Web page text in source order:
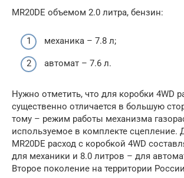
MR20DE объемом 2.0 литра, бензин:
механика – 7.8 л;
автомат – 7.6 л.
Нужно отметить, что для коробки 4WD
существенно отличается в большую
тому – режим работы механизма
используемое в комплекте сцепление.
MR20DE расход с коробкой 4WD
для механики и 8.0 литров – для
Второе поколение на территории